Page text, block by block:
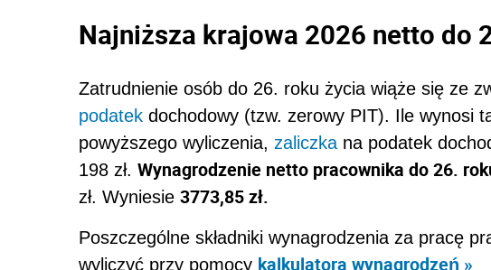
Najniższa krajowa 2026 netto do
Zatrudnienie osób do 26. roku życia wiąże się ze
podatek dochodowy (tzw. zerowy PIT). Ile wynosi
powyższego wyliczenia, zaliczka na podatek
198 zł. Wynagrodzenie netto pracownika do 26.
zł. Wyniesie 3773,85 zł.
Poszczególne składniki wynagrodzenia za pracę
wyliczyć przy pomocy kalkulatora wynagrodzeń »